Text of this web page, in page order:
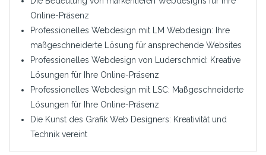
Online-Präsenz
Professionelles Webdesign mit LM Webdesign: Ihre
maßgeschneiderte Lösung für ansprechende Websites
Professionelles Webdesign von Luderschmid: Kreative
Lösungen für Ihre Online-Präsenz
Professionelles Webdesign mit LSC: Maßgeschneiderte
Lösungen für Ihre Online-Präsenz
Die Kunst des Grafik Web Designers: Kreativität und
Technik vereint